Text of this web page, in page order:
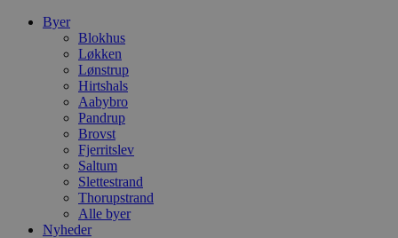
Byer
Blokhus
Løkken
Lønstrup
Hirtshals
Aabybro
Pandrup
Brovst
Fjerritslev
Saltum
Slettestrand
Thorupstrand
Alle byer
Nyheder